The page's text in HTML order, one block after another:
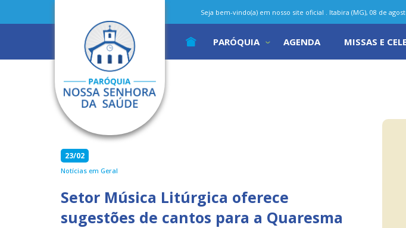
Seja bem-vindo(a) em nosso site oficial . Itabira (MG), 08 de
PARÓQUIA AGENDA MISSAS E
23/02
Notícias em Geral
Setor Música Litúrgica oferece
sugestões de cantos para a Quaresma